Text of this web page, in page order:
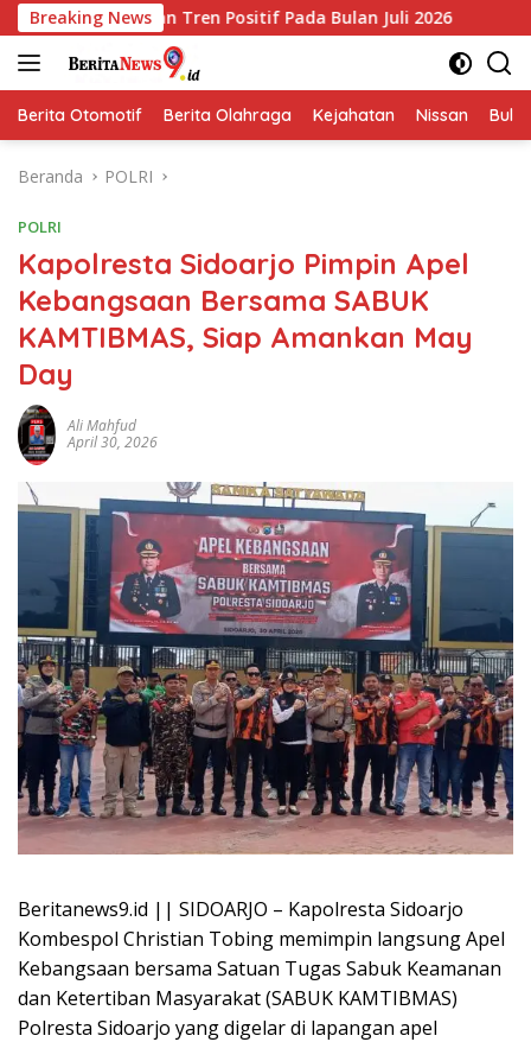
Langsung
ke
konten
Breaking News
Tren Positif Pada Bulan Juli 2026 Arus Peti
Berita Otomotif Berita Olahraga Kejahatan Nissan
Beranda POLRI
POLRI
Kapolresta Sidoarjo Pimpin Apel
Kebangsaan Bersama SABUK
KAMTIBMAS, Siap Amankan May
Day
Ali Mahfud
April 30, 2026
Beritanews9.id || SIDOARJO – Kapolresta Sidoarjo
Kombespol Christian Tobing memimpin langsung Apel
Kebangsaan bersama Satuan Tugas Sabuk Keamanan
dan Ketertiban Masyarakat (SABUK KAMTIBMAS)
Polresta Sidoarjo yang digelar di lapangan apel